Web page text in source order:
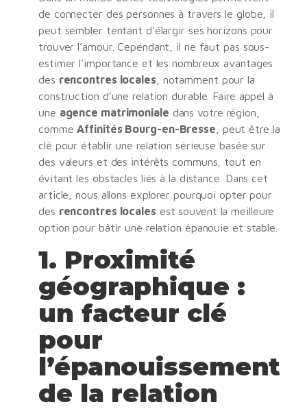
de connecter des personnes à travers le globe, il
peut sembler tentant d’élargir ses horizons pour
trouver l’amour. Cependant, il ne faut pas sous-
estimer l’importance et les nombreux avantages
des rencontres locales , notamment pour la
construction d’une relation durable. Faire appel à
une agence matrimoniale dans votre région,
commeAffinités Bourg-en-Bresse , peut être la
clé pour établir une relation sérieuse basée sur
des valeurs et des intérêts communs, tout en
évitant les obstacles liés à la distance. Dans cet
article, nous allons explorer pourquoi opter pour
des rencontres locales est souvent la meilleure
option pour bâtir une relation épanouie et stable.
1. Proximité
géographique :
un facteur clé
pour
l’épanouissement
de la relation